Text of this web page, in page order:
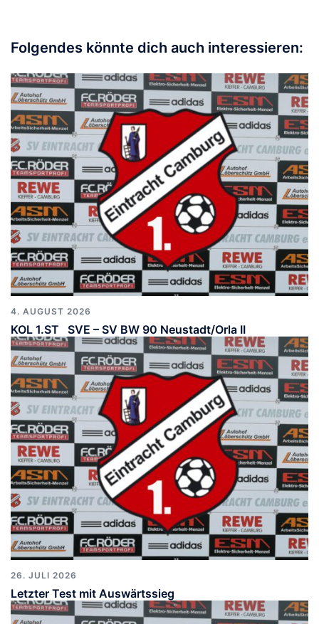
Folgendes könnte dich auch interessieren:
4. AUGUST 2026
KOL 1.ST SVE – SV BW 90 Neustadt/Orla II
26. JULI 2026
Letzter Test mit Auswärtssieg